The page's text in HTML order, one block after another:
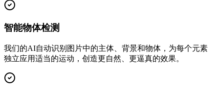
智能物体检测
我们的AI自动识别图片中的主体、背景和物体，为每个元素
独立应用适当的运动，创造更自然、更逼真的效果。